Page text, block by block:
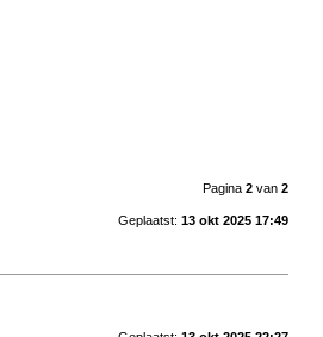
Pagina 2van 2
Geplaatst: 13 okt 2025 17:49